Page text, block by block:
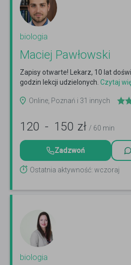
biologia
Maciej Pawłowski
Zapisy otwarte! Lekarz, 10 lat
godzin lekcji udzielonych. Czytaj
Online, Poznań i 31 innych
120 - 150 zł / 60 min
Zadzwoń
Ostatnia aktywność: wczoraj
biologia